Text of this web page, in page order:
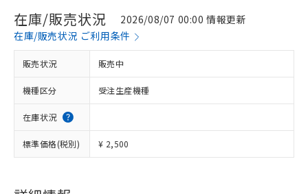
在庫/販売状況
2026/08/07 00:00 情報更新
在庫/販売状況 ご利用条件
販売状況 販売中
機種区分 受注生産機種
在庫状況
標準価格(税別) ¥ 2,500